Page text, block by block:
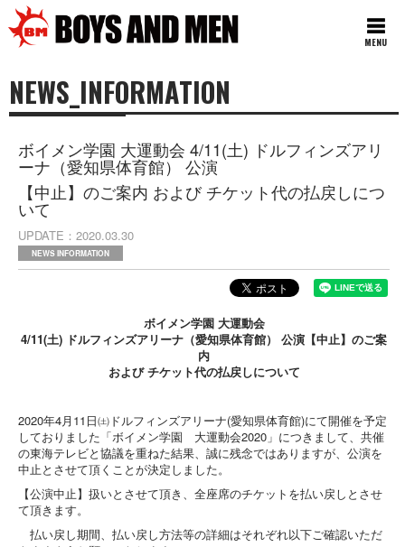
MENU
NEWS_INFORMATION
ボイメン学園 大運動会 4/11(土) ドルフィンズアリ
ーナ（愛知県体育館） 公演
【中止】のご案内 および チケット代の払戻しにつ
いて
UPDATE 2020.03.30
NEWS INFORMATION
ボイメン学園 大運動会
4/11(土) ドルフィンズアリーナ（愛知県体育館） 公演【中止】のご案
内
および チケット代の払戻しについて
2020年4月11日㈯ドルフィンズアリーナ(愛知県体育館)にて開催を予定
しておりました「ボイメン学園 大運動会2020」につきまして、共催
の東海テレビと協議を重ねた結果、誠に残念ではありますが、公演を
中止とさせて頂くことが決定しました。
【公演中止】扱いとさせて頂き、全座席のチケットを払い戻しとさせ
て頂きます。
払い戻し期間、払い戻し方法等の詳細はそれぞれ以下ご確認いただ